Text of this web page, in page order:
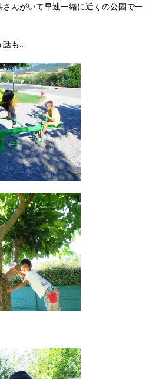
んがいて早速一緒に近くの公園で一
話も…